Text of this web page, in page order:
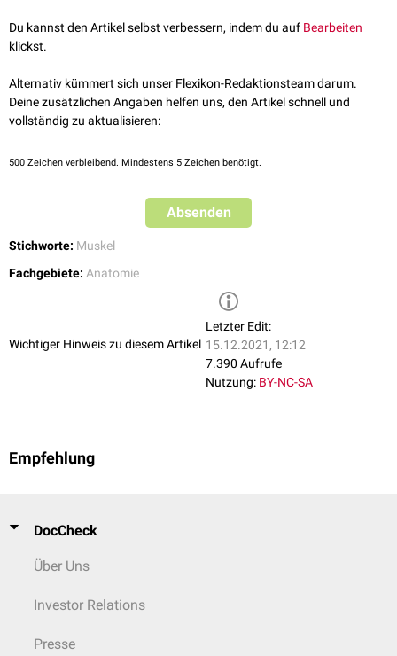
Extrinsische Fingerbeuger
Musculus flexor digitorum superficialis(FDS)
Musculus flexor pollicis longus(FPL)
Intrinsische Fingerbeuger
Du kannst den Artikel selbst verbessern, indem du auf Bearbeiten
klickst.
Alternativ kümmert sich unser Flexikon-Redaktionsteam darum.
Deine zusätzlichen Angaben helfen uns, den Artikel schnell und
vollständig zu aktualisieren:
500 Zeichen verbleibend. Mindestens 5 Zeichen benötigt.
Absenden
Stichworte: Muskel
Fachgebiete: Anatomie
Wichtiger Hinweis zu diesem Artikel
Letzter Edit:
15.12.2021, 12:12
7.390 Aufrufe
Nutzung: BY-NC-SA
Empfehlung
DocCheck
Über Uns
Investor Relations
Presse